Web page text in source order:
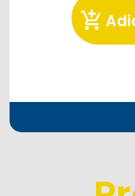
add_shopping_cart